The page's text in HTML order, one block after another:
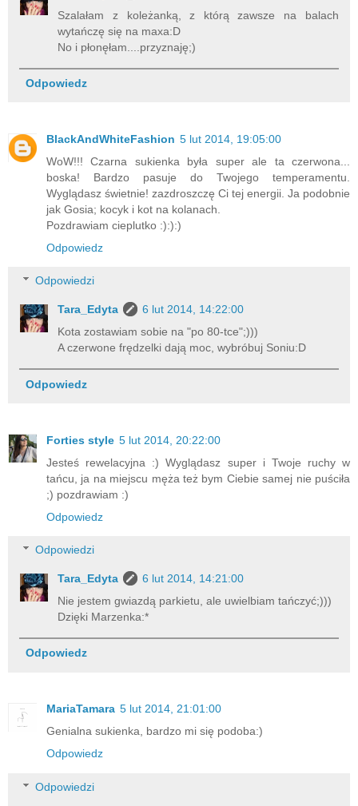
Szalałam z koleżanką, z którą zawsze na balach
wytańczę się na maxa:D
No i płonęłam....przyznaję;)
Odpowiedz
BlackAndWhiteFashion 5 lut 2014, 19:05:00
WoW!!! Czarna sukienka była super ale ta czerwona...
boska! Bardzo pasuje do Twojego temperamentu.
Wyglądasz świetnie! zazdroszczę Ci tej energii. Ja podobnie
jak Gosia; kocyk i kot na kolanach.
Pozdrawiam cieplutko :):):)
Odpowiedz
Odpowiedzi
Tara_Edyta
6 lut 2014, 14:22:00
Kota zostawiam sobie na "po 80-tce";)))
A czerwone frędzelki dają moc, wybróbuj Soniu:D
Odpowiedz
Forties style 5 lut 2014, 20:22:00
Jesteś rewelacyjna :) Wyglądasz super i Twoje ruchy w
tańcu, ja na miejscu męża też bym Ciebie samej nie puściła
;) pozdrawiam :)
Odpowiedz
Odpowiedzi
Tara_Edyta
6 lut 2014, 14:21:00
Nie jestem gwiazdą parkietu, ale uwielbiam tańczyć;)))
Dzięki Marzenka:*
Odpowiedz
MariaTamara 5 lut 2014, 21:01:00
Genialna sukienka, bardzo mi się podoba:)
Odpowiedz
Odpowiedzi